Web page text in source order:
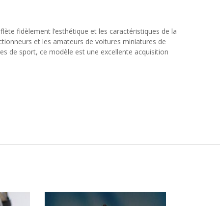
fidèlement l’esthétique et les caractéristiques de la
et les amateurs de voitures miniatures de
de sport, ce modèle est une excellente acquisition